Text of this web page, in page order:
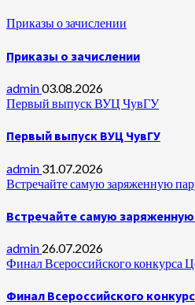
Приказы о зачислении
Приказы о зачислении
admin03.08.2026
Первый выпуск ВУЦ ЧувГУ
Первый выпуск ВУЦ ЧувГУ
admin 31.07.2026
Встречайте самую заряженную
Встречайте самую
admin 26.07.2026
Финал Всероссийского конкурса
Финал Всероссийского